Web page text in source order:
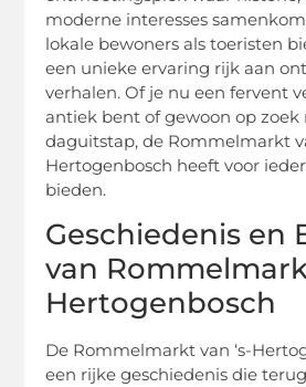
moderne interesses
lokale bewoners als toeristen
een unieke ervaring rijk aan
verhalen. Of je nu een fervent
antiek bent of gewoon op zoek
daguitstap, de Rommelmarkt
Hertogenbosch heeft voor
bieden.
Geschiedenis en
van
Hertogenbosch
De Rommelmarkt van ‘s-
een rijke geschiedenis die